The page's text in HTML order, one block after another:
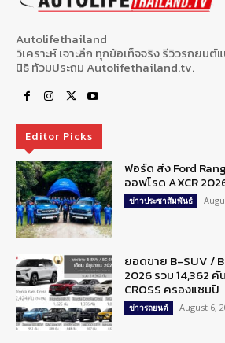
Autolifethailand
วิเคราะห์ เจาะลึก ทุกข้อเท็จจริง รีวิวรถยน
นิธิ ท้วมประถม Autolifethailand.tv.
Editor Picks
ฟอร์ด ส่ง Ford
ออฟโรด AXCR
ข่าวประชาสัมพันธ์
ยอดขาย B-SUV /
2026 รวม 14,362
CROSS ครองแชมป์
ข่าวรถยนต์ August 6,